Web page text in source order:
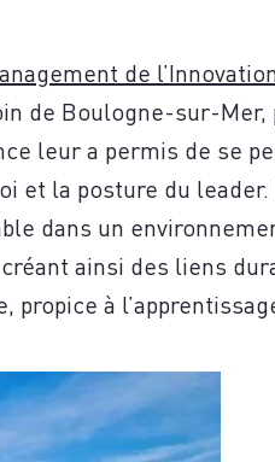
de
de Boulogne-sur-
leur a permis de se
et la posture du
dans un
ainsi des liens
à